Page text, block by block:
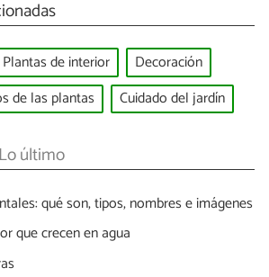
Plantas de interior
Decoración
de las plantas
Cuidado del jardín
Lo último
qué son, tipos, nombres e imágenes
que crecen en agua